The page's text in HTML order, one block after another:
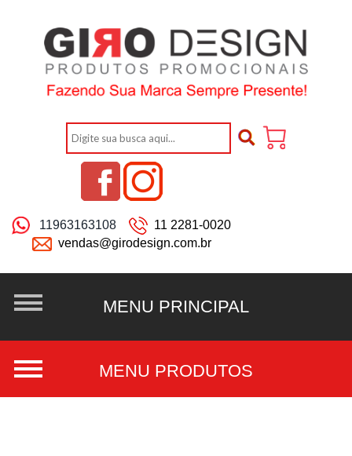
11963163108
11 2281-0020
vendas@girodesign.com.br